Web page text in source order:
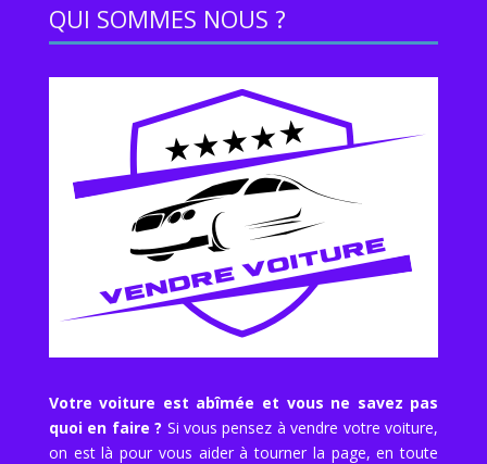
QUI SOMMES NOUS ?
Votre voiture est abîmée et vous ne savez pas
quoi en faire ? Si vous pensez à vendre votre voiture,
on est là pour vous aider à tourner la page, en toute